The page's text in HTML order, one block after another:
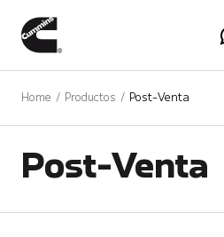
Home Productos Post-Venta
Post-Venta